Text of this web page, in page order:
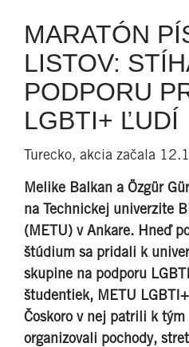
MARATÓN
LISTOV:
PODPORU
LGBTI+ ĽUDÍ
Turecko, akcia začala
Melike Balkan a Özgür
na Technickej univerzite
(METU) v Ankare. Hneď
štúdium sa pridali k
skupine na podporu
študentiek, METU
Čoskoro v nej patrili k
organizovali pochody,